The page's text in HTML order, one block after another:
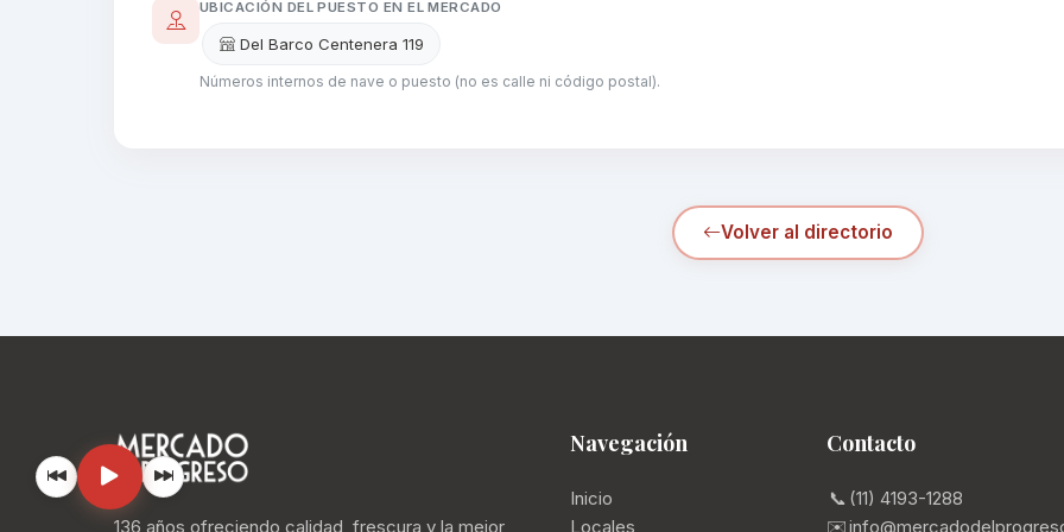
UBICACIÓN DEL PUESTO EN EL MERCADO
Del Barco Centenera 119
Números internos de nave o puesto (no es calle ni código postal).
Volver al directorio
136 años ofreciendo calidad, frescura y la mejor
Navegación
Inicio
Locales
Contacto
📞 (11) 4193-1288
✉️